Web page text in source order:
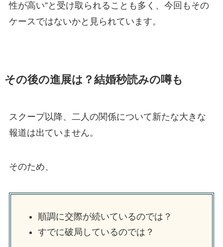
性が高い”と受け取られることも多く、今回もその
ケースではないかと見られています。
その後の進展は？結婚秒読みの噂も
スクープ以降、二人の関係について新たな大きな
報道は出ていません。
そのため、
順調に交際が続いているのでは？
すでに破局しているのでは？